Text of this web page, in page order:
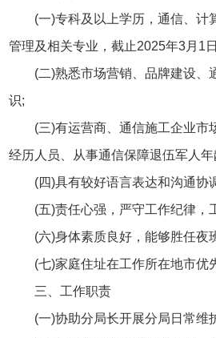
(一)专科及以上学历，通信、计
管理及相关专业，截止2025年3月1
(二)熟悉市场营销、品牌建设、
识;
(三)有运营商、通信施工企业市
经历人员、从事通信保障退伍军人
(四)具有较好语言表达和沟通协
(五)责任心强，严守工作纪律，
(六)身体素质良好，能够胜任夜
(七)家庭住址在工作所在地市优
三、工作职责
(一)协助分局长开展分局日常维